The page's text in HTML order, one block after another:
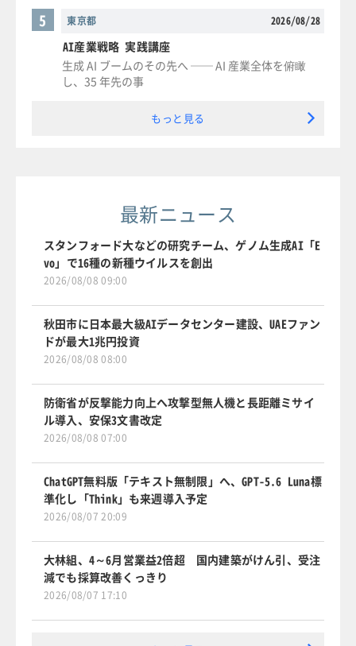
東京都 2026/08/28
5
AI産業戦略 実践講座
生成 AI ブームのその先へ ── AI 産業全体を俯瞰
し、35 年先の事
もっと見る
最新ニュース
スタンフォード大などの研究チーム、ゲノム生成AI「E
vo」で16種の新種ウイルスを創出
2026/08/08 09:00
秋田市に日本最大級AIデータセンター建設、UAEファン
ドが最大1兆円投資
2026/08/08 08:00
防衛省が反撃能力向上へ攻撃型無人機と長距離ミサイ
ル導入、安保3文書改定
2026/08/08 07:00
ChatGPT無料版「テキスト無制限」へ、GPT-5.6 Luna標
準化し「Think」も来週導入予定
2026/08/07 20:09
大林組、4～6月営業益2倍超 国内建築がけん引、受注
減でも採算改善くっきり
2026/08/07 17:10